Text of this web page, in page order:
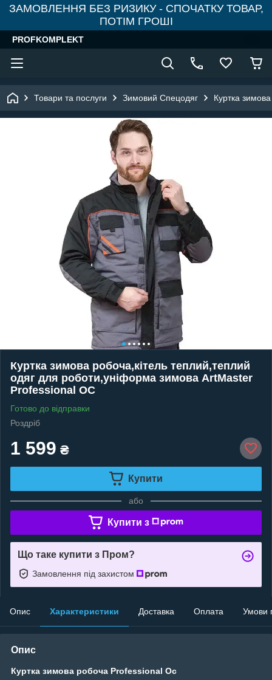
ЗАМОВЛЕННЯ БЕЗ РИЗИКУ - СПОЧАТКУ ТОВАР,
ПОТІМ ГРОШІ
PROFKOMPLEKT
Товари та послуги Зимовий Спецодяг Куртка
Куртка зимова робоча,кітель теплий,теплий
одяг для роботи,уніформа зимова ArtMaster
Professional OC
Готово до відправки
Роздріб
1 599 ₴
Купити
або
Купити з
Що таке купити з Пром?
Замовлення під захистом
Опис Характеристики Доставка Оплата Умови
Опис
Куртка зимова робоча Professional Oc